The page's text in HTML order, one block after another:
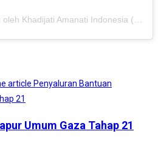
Umum Gaza Tahap 21